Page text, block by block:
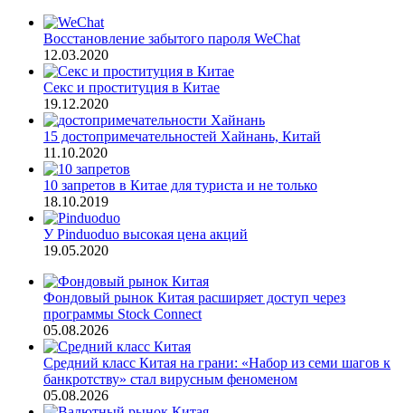
Восстановление забытого пароля WeChat
12.03.2020
Секс и проституция в Китае
19.12.2020
15 достопримечательностей Хайнань, Китай
11.10.2020
10 запретов в Китае для туриста и не только
18.10.2019
У Pinduoduo высокая цена акций
19.05.2020
Фондовый рынок Китая расширяет доступ через
программы Stock Connect
05.08.2026
Средний класс Китая на грани: «Набор из семи шагов к
банкротству» стал вирусным феноменом
05.08.2026